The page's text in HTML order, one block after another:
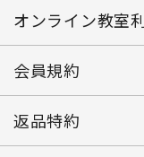
オンライン教室
会員規約
返品特約